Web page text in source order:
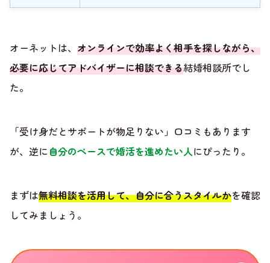
オーネットは、 オンラインで効率よく相手を探しながら、
必要に応じてアドバイザーに相談できる結婚相談所でし
た。
「受け身だとサポートが物足りない」口コミもあります
が、逆に 自分のペースで婚活を進めたい人にぴったり。
まずは無料相談を活用して、自分に合うスタイルかを確認
してみましょう。